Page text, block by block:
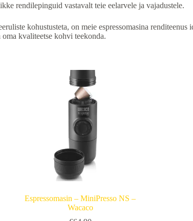
rendilepinguid vastavalt teie eelarvele ja vajadustele.
kohustusteta, on meie espressomasina
kvaliteetse kohvi teekonda.
Espressomasin – MiniPresso NS –
Wacaco